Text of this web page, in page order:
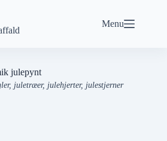
Menu
julepynt
juletræer, julehjerter, julestjerner